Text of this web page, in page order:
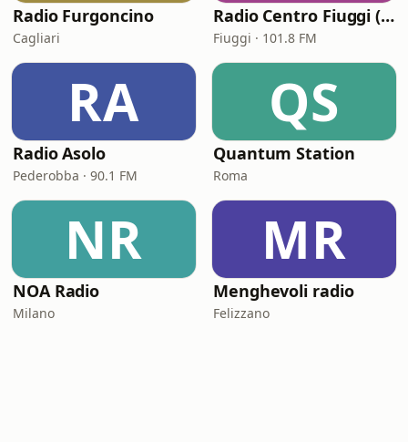
Radio Furgoncino
Cagliari
Radio Centro Fiuggi (RCF)
Fiuggi · 101.8 FM
RA
Radio Asolo
Pederobba · 90.1 FM
QS
Quantum Station
Roma
NR
NOA Radio
Milano
MR
Menghevoli radio
Felizzano